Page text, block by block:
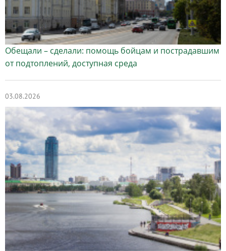
Обещали – сделали: помощь бойцам и пострадавшим
от подтоплений, доступная среда
03.08.2026